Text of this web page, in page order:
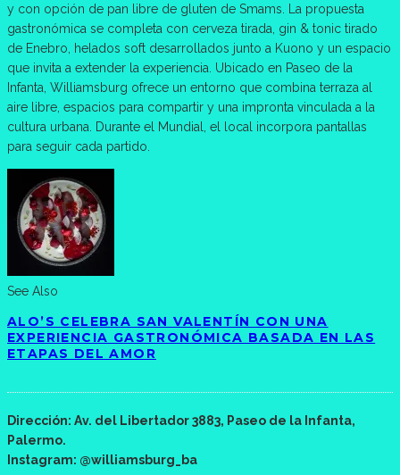
y con opción de pan libre de gluten de Smams. La propuesta
gastronómica se completa con cerveza tirada, gin & tonic tirado
de Enebro, helados soft desarrollados junto a Kuono y un espacio
que invita a extender la experiencia. Ubicado en Paseo de la
Infanta, Williamsburg ofrece un entorno que combina terraza al
aire libre, espacios para compartir y una impronta vinculada a la
cultura urbana. Durante el Mundial, el local incorpora pantallas
para seguir cada partido.
See Also
ALO’S CELEBRA SAN VALENTÍN CON UNA
EXPERIENCIA GASTRONÓMICA BASADA EN LAS
ETAPAS DEL AMOR
Dirección: Av. del Libertador 3883, Paseo de la Infanta,
Palermo.
Instagram: @williamsburg_ba